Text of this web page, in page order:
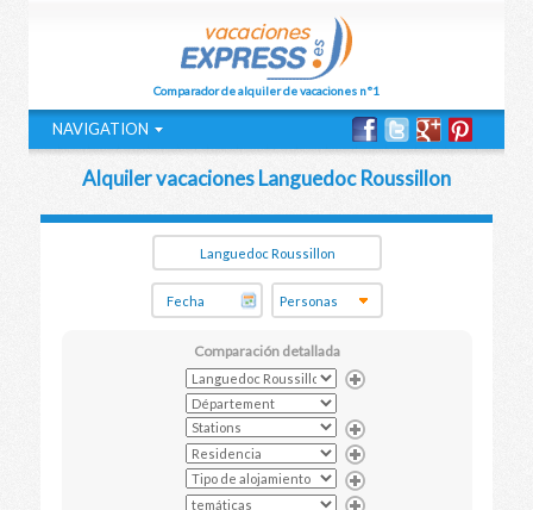
Comparador de alquiler de vacaciones n°1
Alquiler vacaciones Languedoc Roussillon
Comparación detallada
NAVIGATION